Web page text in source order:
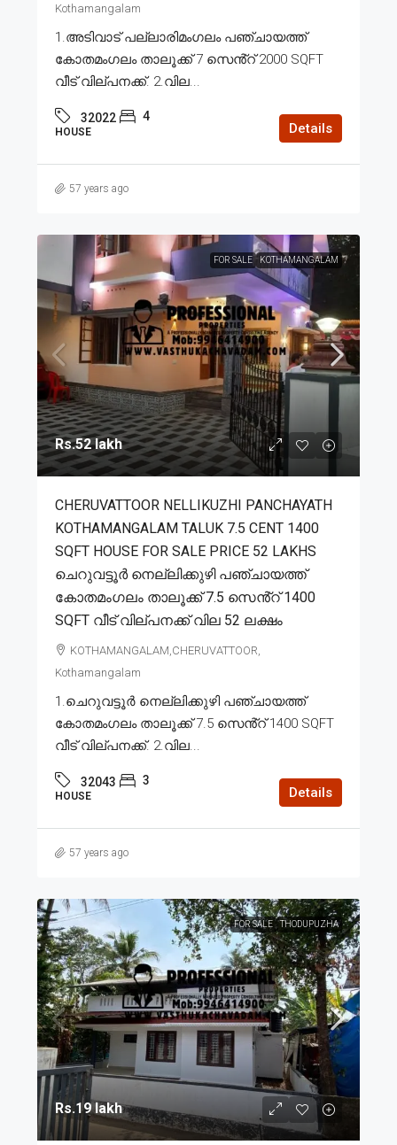
Kothamangalam
1.അടിവാട് പല്ലാരിമംഗലം പഞ്ചായത്ത്
കോതമംഗലം താലൂക്ക് 7 സെൻ്റ് 2000 SQFT
വീട് വില്പനക്ക്. 2.വില...
32022 4
HOUSE Details
57 years ago
FOR SALE KOTHAMANGALAM
Rs.52 lakh
CHERUVATTOOR NELLIKUZHI PANCHAYATH
KOTHAMANGALAM TALUK 7.5 CENT 1400
SQFT HOUSE FOR SALE PRICE 52 LAKHS
ചെറുവട്ടൂർ നെല്ലിക്കുഴി പഞ്ചായത്ത്
കോതമംഗലം താലൂക്ക് 7.5 സെൻ്റ് 1400
SQFT വീട് വില്പനക്ക് വില 52 ലക്ഷം
KOTHAMANGALAM,CHERUVATTOOR,
Kothamangalam
1.ചെറുവട്ടൂർ നെല്ലിക്കുഴി പഞ്ചായത്ത്
കോതമംഗലം താലൂക്ക് 7.5 സെൻ്റ് 1400 SQFT
വീട് വില്പനക്ക്. 2.വില...
32043 3
HOUSE Details
57 years ago
FOR SALE THODUPUZHA
Rs.19 lakh